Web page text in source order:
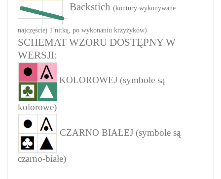
Backstich (kontury wykonywane
najczęściej 1 nitką, po wykonaniu krzyżyków)
SCHEMAT WZORU DOSTĘPNY W
WERSJI:
KOLOROWEJ (symbole są
kolorowe)
CZARNO BIAŁEJ (symbole są
czarno-białe)